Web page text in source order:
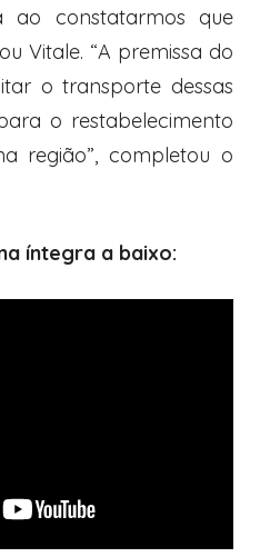
ao constatarmos que
Vitale. “A premissa do
o transporte dessas
o restabelecimento
região”, completou o
íntegra a baixo: